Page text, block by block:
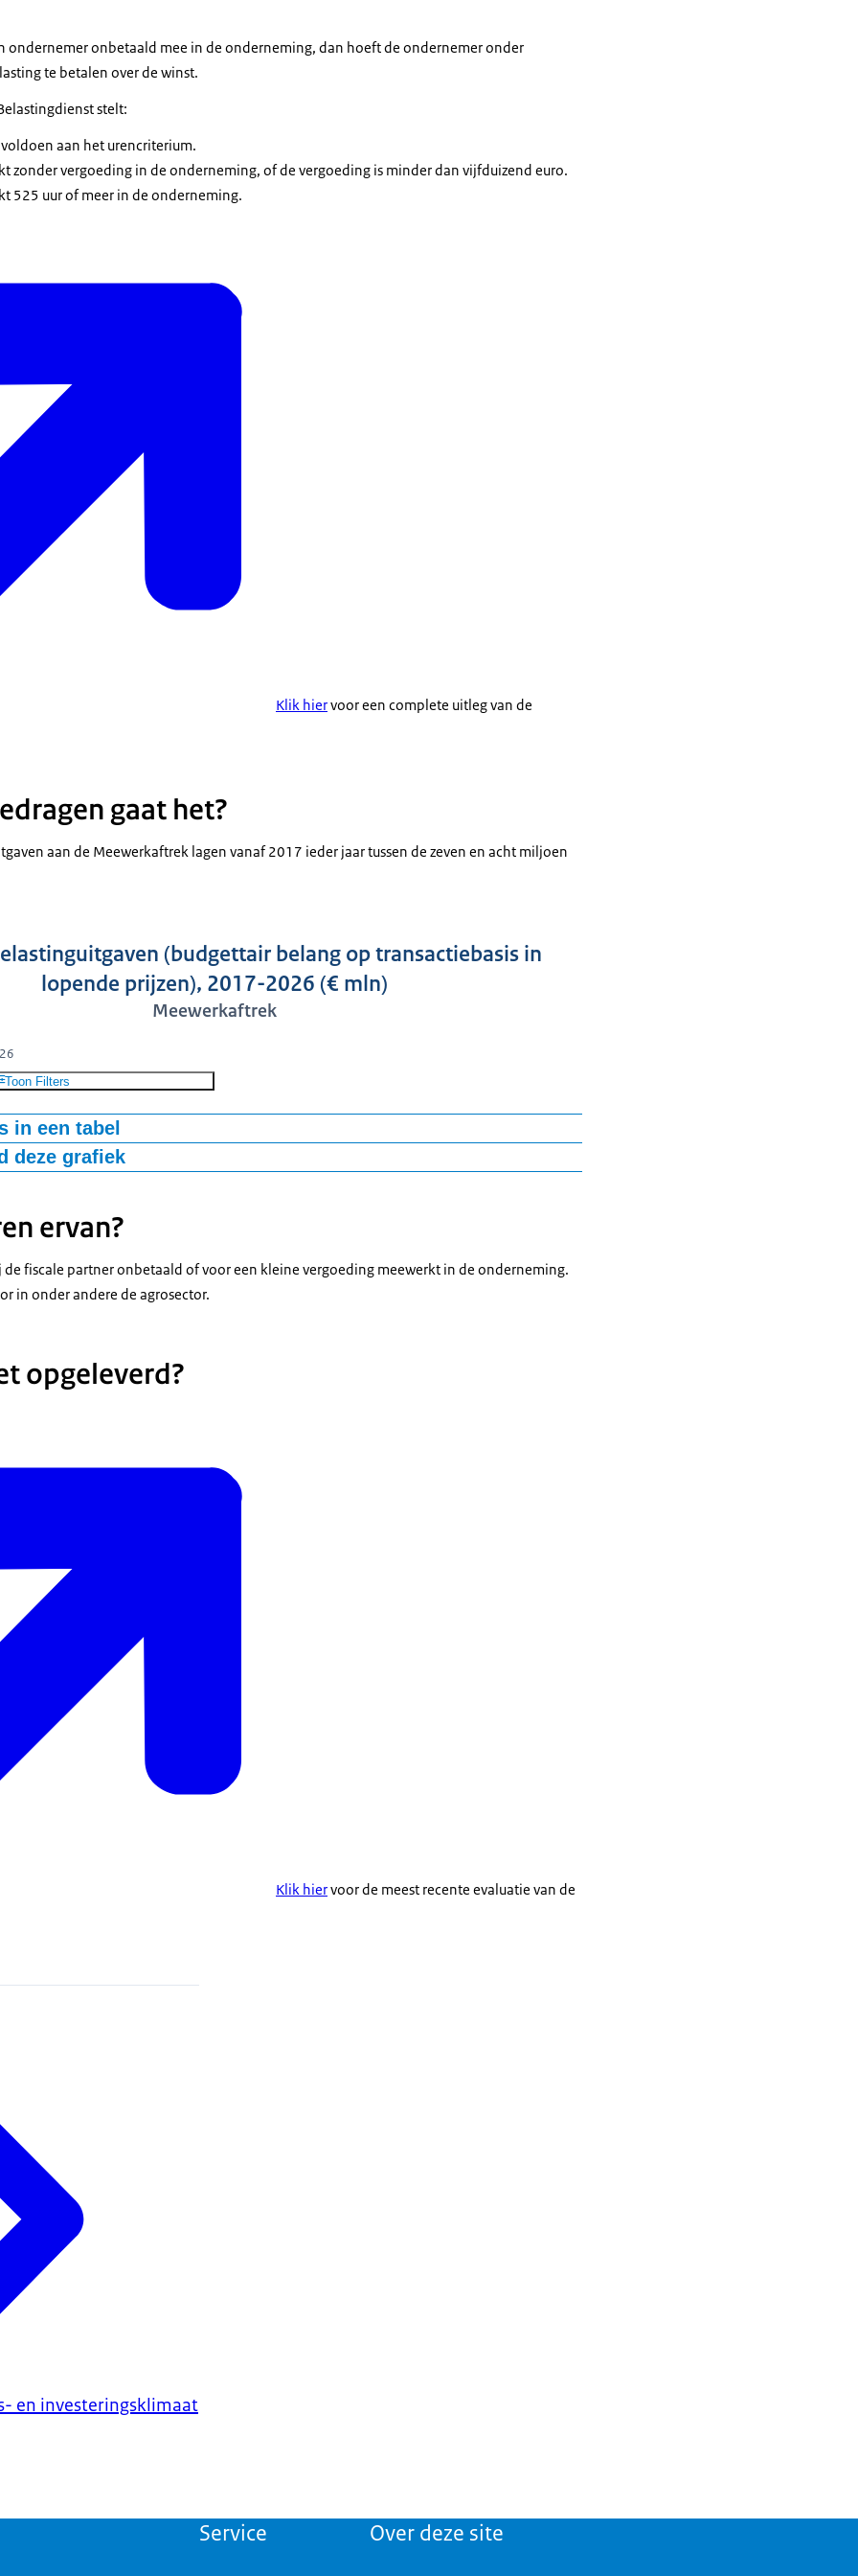
ondernemer onbetaald mee in de onderneming, dan hoeft de ondernemer onder
te betalen over de winst.
stelt:
aan het urencriterium.
zonder vergoeding in de onderneming, of de vergoeding is minder dan vijfduizend euro.
525 uur of meer in de onderneming.
Klik hiervoor een complete uitleg van de
gaat het?
aan de Meewerkaftrek lagen vanaf 2017 ieder jaar tussen de zeven en acht miljoen
(budgettair belang op transactiebasis in
lopende prijzen), 2017-2026 (€ mln)
Meewerkaftrek
Toon Filters
in een tabel
aan de Meewerkaftrek
deze grafiek
ervan?
fiscale partner onbetaald of voor een kleine vergoeding meewerkt in de onderneming.
in onder andere de agrosector.
opgeleverd?
Klik hiervoor de meest recente evaluatie van de
en investeringsklimaat
Service Over deze site